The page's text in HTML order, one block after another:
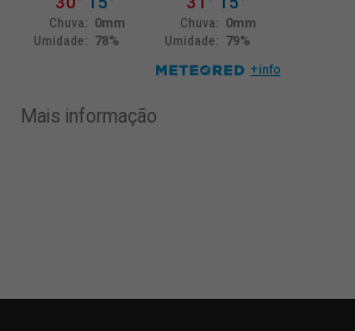
Mais informação